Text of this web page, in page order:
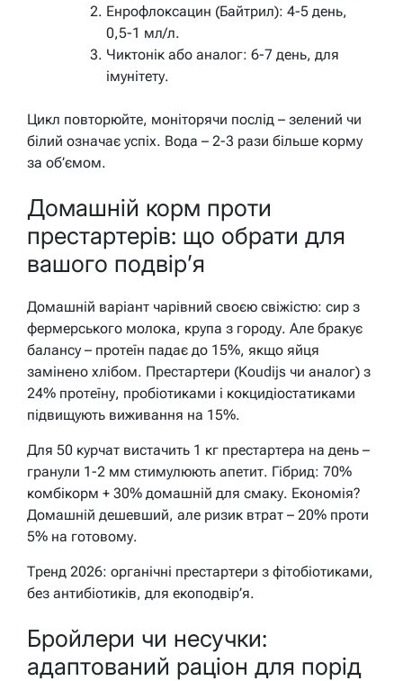
Енрофлоксацин (Байтрил): 4-5 день,
0,5-1 мл/л.
Чиктонік або аналог: 6-7 день, для
імунітету.
Цикл повторюйте, моніторячи послід – зелений чи
білий означає успіх. Вода – 2-3 рази більше корму
за об’ємом.
Домашній корм проти
престартерів: що обрати для
вашого подвір’я
Домашній варіант чарівний своєю свіжістю: сир з
фермерського молока, крупа з городу. Але бракує
балансу – протеїн падає до 15%, якщо яйця
замінено хлібом. Престартери (Koudijs чи аналог) з
24% протеїну, пробіотиками і кокцидіостатиками
підвищують виживання на 15%.
Для 50 курчат вистачить 1 кг престартера на день –
гранули 1-2 мм стимулюють апетит. Гібрид: 70%
комбікорм + 30% домашній для смаку. Економія?
Домашній дешевший, але ризик втрат – 20% проти
5% на готовому.
Тренд 2026: органічні престартери з фітобіотиками,
без антибіотиків, для екоподвір’я.
Бройлери чи несучки:
адаптований раціон для порід